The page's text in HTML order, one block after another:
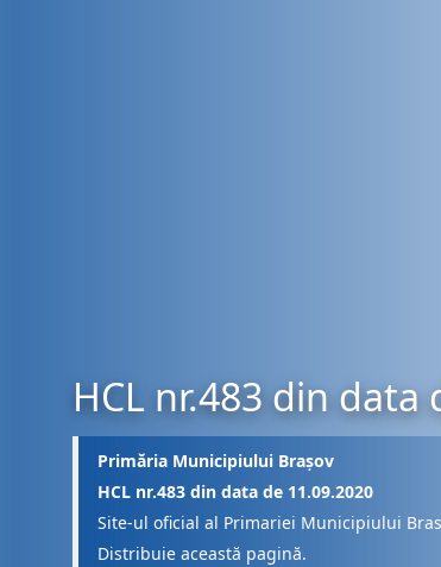
HCL nr.483 din data
Primăria Municipiului Brașov
HCL nr.483 din data de 11.09.2020
Site-ul oficial al Primariei Municipiului
Distribuie această pagină.